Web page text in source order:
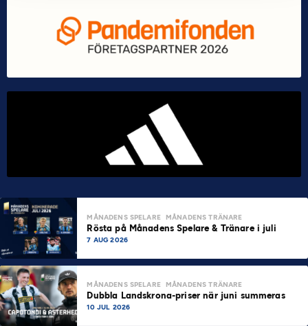
MÅNADENS SPELARE MÅNADENS TRÄNARE
Rösta på Månadens Spelare & Tränare i juli
7 AUG 2026
MÅNADENS SPELARE MÅNADENS TRÄNARE
Dubbla Landskrona-priser när juni summeras
10 JUL 2026